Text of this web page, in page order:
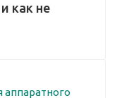
как не